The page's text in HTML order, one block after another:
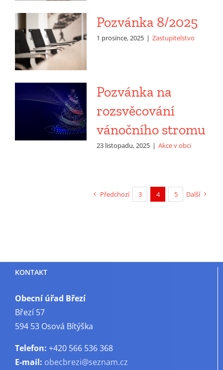
Pozvánka 8/2025
1 prosince, 2025 | Zastupitelstvo
Pozvánka na
rozsvěcování
vánočního stromu
23 listopadu, 2025 | Akce v obci
Předchozí 3 4 5 Další
KONTAKT
Obecní úřad Březí
Březí 57
594 53 Osová Bítýška
Telefon: +420 566 536 368
E-mail: obecbrezi@seznam.cz